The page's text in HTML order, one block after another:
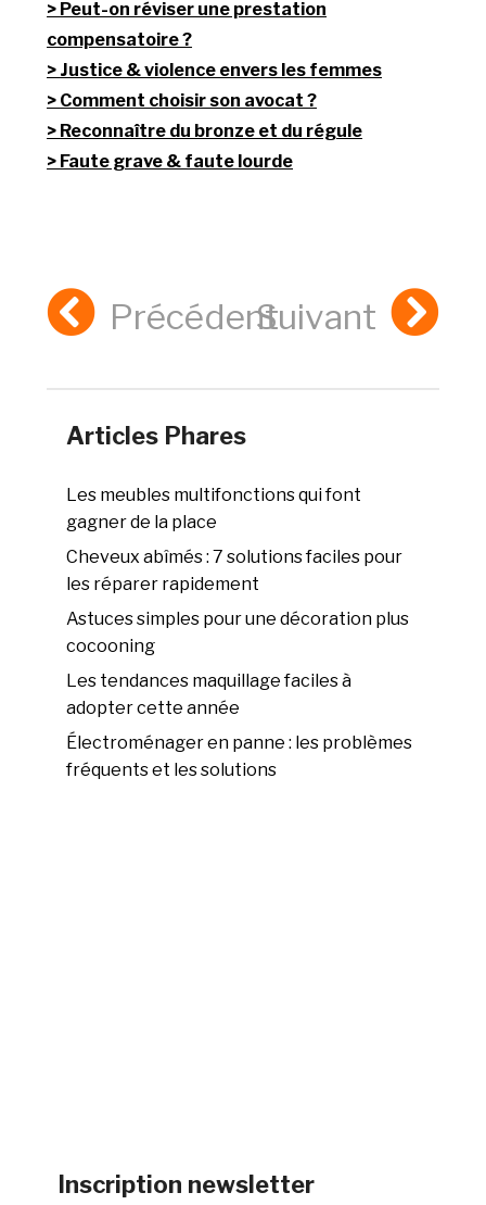
Peut-on réviser une prestation
compensatoire ?
Justice & violence envers les femmes
Comment choisir son avocat ?
Reconnaître du bronze et du régule
Faute grave & faute lourde
PrécédentSuivant
Articles Phares
Les meubles multifonctions qui font
gagner de la place
Cheveux abîmés : 7 solutions faciles pour
les réparer rapidement
Astuces simples pour une décoration plus
cocooning
Les tendances maquillage faciles à
adopter cette année
Électroménager en panne : les problèmes
fréquents et les solutions
Inscription newsletter